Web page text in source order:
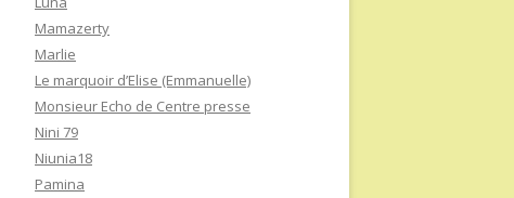
Mamazerty
Marlie
Le marquoir d’Elise (Emmanuelle)
Monsieur Echo de Centre presse
Nini 79
Niunia18
Pamina